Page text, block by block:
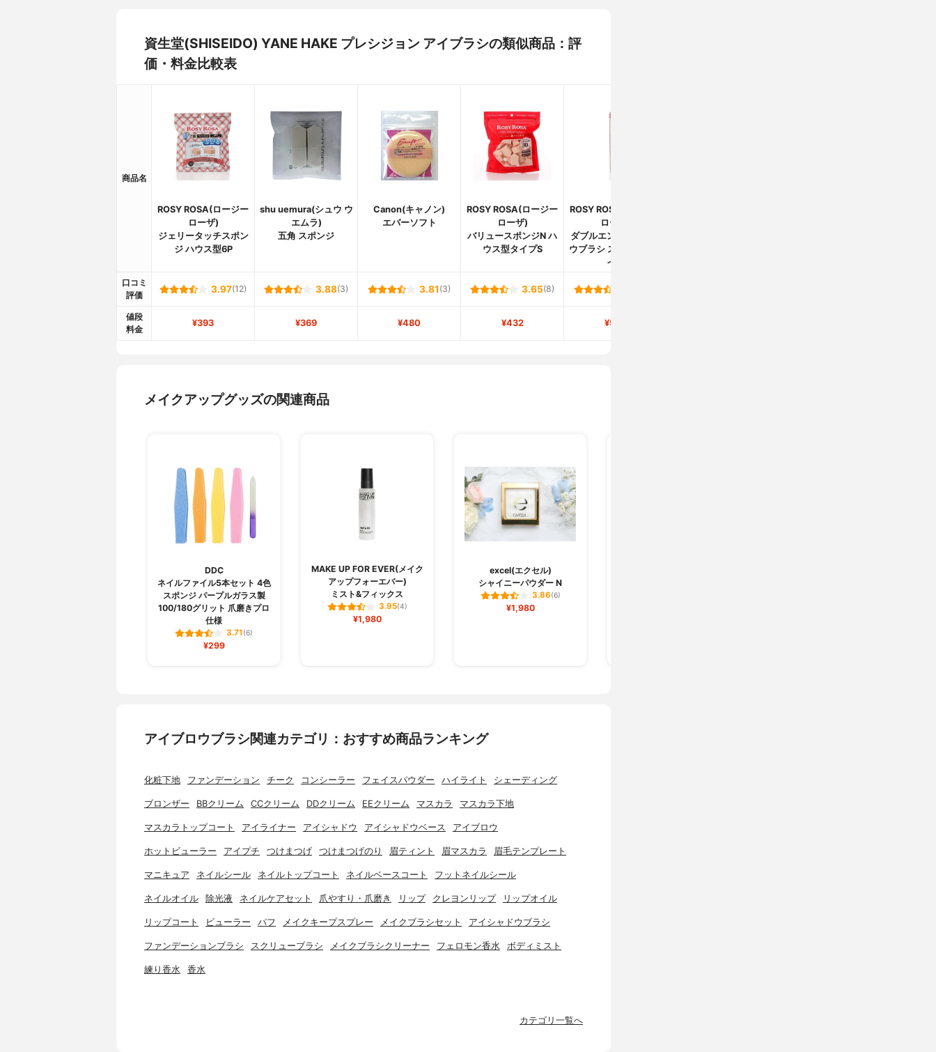
資生堂(SHISEIDO) YANE HAKE プレシジョン アイブラシの類似商品：評
価・料金比較表
商品名
ROSY ROSA(ロージー
ローザ)
ジェリータッチスポン
ジ ハウス型6P
shu uemura(シュウ ウ
エムラ)
五角 スポンジ
Canon(キャノン)
エバーソフト
ROSY ROSA(ロージー
ローザ)
バリュースポンジN ハ
ウス型タイプS
ROSY ROSA(ロージー
ローザ)
ダブルエンドアイブロ
ウブラシ スクリュータ
イプ
口コミ
評価
3.97(12) 3.88(3) 3.81 (3) 3.65(8)
値段
料金
¥393 ¥369 ¥480 ¥432 ¥574
メイクアップグッズの関連商品
DDC
ネイルファイル5本セット 4色
スポンジ パープルガラス製
100/180グリット 爪磨きプロ
仕様
3.71(6)
¥299
MAKE UP FOR EVER(メイク
アップフォーエバー)
ミスト&フィックス
3.95(4)
¥1,980
excel(エクセル)
シャイニーパウダー N
3.86(6)
¥1,980
アイブロウブラシ関連カテゴリ：おすすめ商品ランキング
化粧下地 ファンデーション チーク コンシーラー フェイスパウダー ハイライト シェーディング
ブロンザー BBクリーム CCクリーム DDクリーム EEクリーム マスカラ マスカラ下地
マスカラトップコート アイライナー アイシャドウ アイシャドウベース アイブロウ
ホットビューラー アイプチ つけまつげ つけまつげのり 眉ティント 眉マスカラ 眉毛テンプレート
マニキュア ネイルシール ネイルトップコート ネイルベースコート フットネイルシール
ネイルオイル 除光液 ネイルケアセット 爪やすり・爪磨き リップ クレヨンリップ リップオイル
リップコート ビューラー パフ メイクキープスプレー メイクブラシセット アイシャドウブラシ
ファンデーションブラシ スクリューブラシ メイクブラシクリーナー フェロモン香水 ボディミスト
練り香水 香水
カテゴリ一覧へ